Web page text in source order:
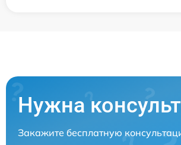
Нужна
Закажите бесплатную